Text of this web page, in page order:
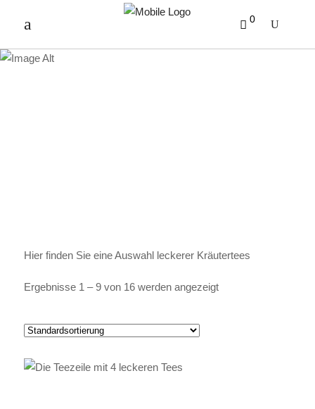
0
Hier finden Sie eine Auswahl leckerer Kräutertees
Ergebnisse 1 – 9 von 16 werden angezeigt